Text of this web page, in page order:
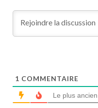
1 COMMENTAIRE
Le plus ancien